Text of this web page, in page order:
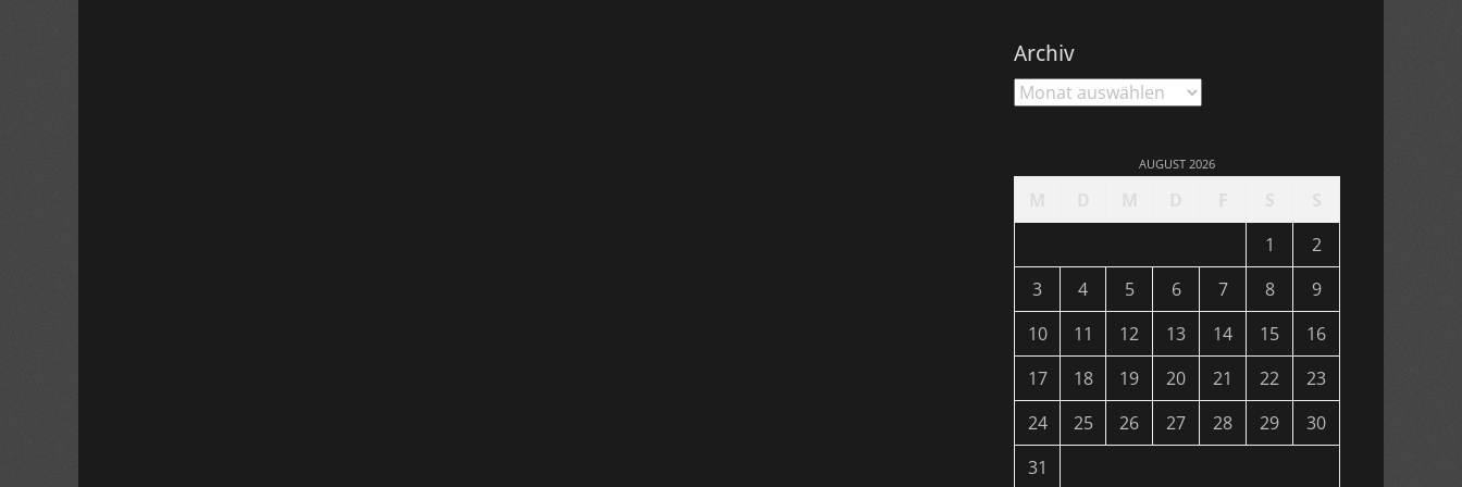
Archiv
Archiv
AUGUST 2026
1
2
3
4 5 6 7 8
9
10
11 12 13 14 15
16
17
18 19 20 21 22
23
24
25 26 27 28 29
30
31